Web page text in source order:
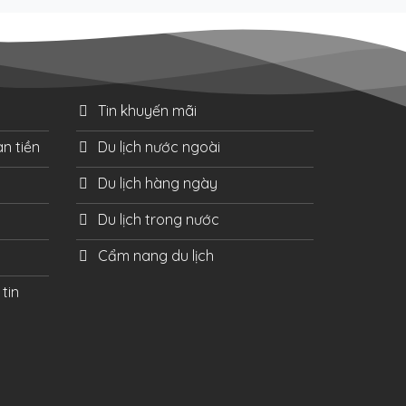
tiền
Tin khuyến mãi
Du lịch nước ngoài
Du lịch hàng ngày
Du lịch trong nước
Cẩm nang du lịch